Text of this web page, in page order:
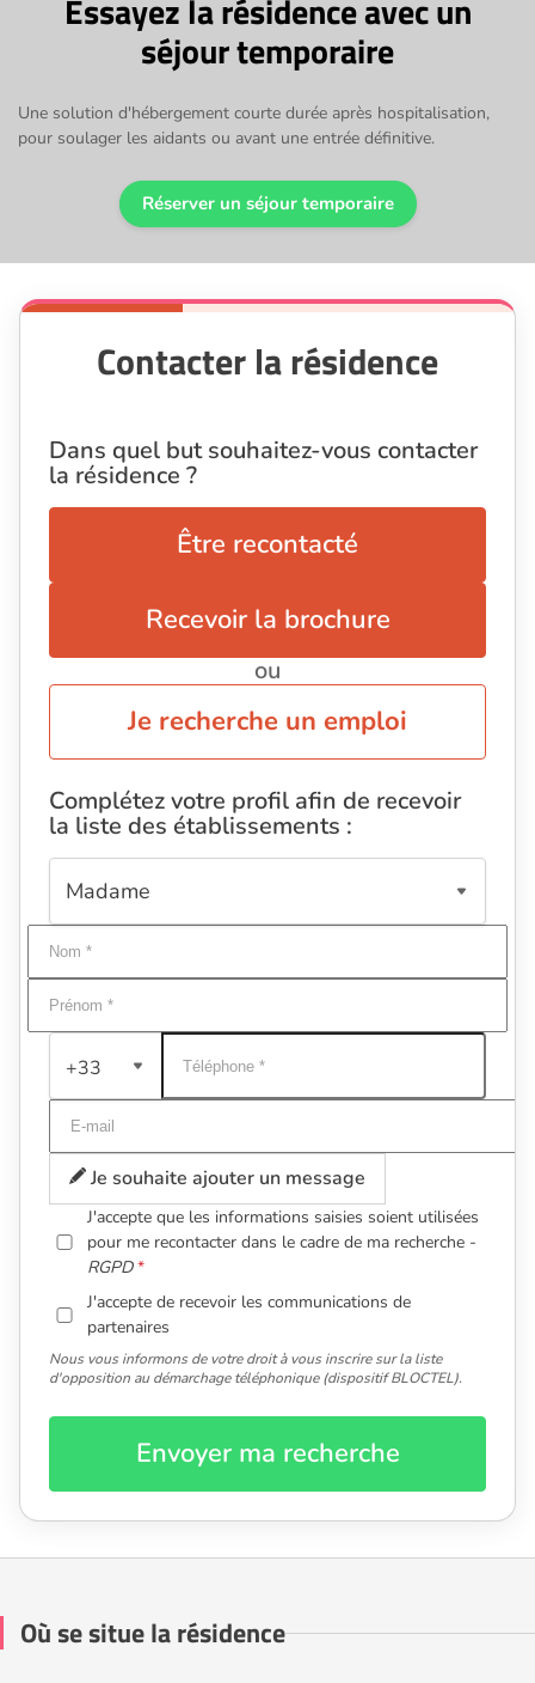
Essayez la résidence avec un
séjour temporaire
Une solution d'hébergement courte durée après hospitalisation,
pour soulager les aidants ou avant une entrée définitive.
Réserver un séjour temporaire
Contacter la résidence
Dans quel but souhaitez-vous contacter
la résidence ?
Être recontacté
Recevoir la brochure
ou
Je recherche un emploi
Complétez votre profil afin de recevoir
la liste des établissements :
+33
Je souhaite ajouter un message
J'accepte que les informations saisies soient utilisées
pour me recontacter dans le cadre de ma recherche -
RGPD
J'accepte de recevoir les communications de
partenaires
Nous vous informons de votre droit à vous inscrire sur la liste
d'opposition au démarchage téléphonique (dispositif BLOCTEL).
Envoyer ma recherche
Où se situe la résidence